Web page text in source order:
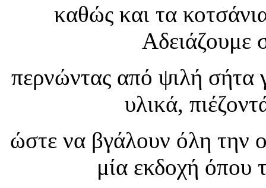
καθώς και τα
Αδειάζουμε
περνώντας από ψιλή σήτα
υλικά,
ώστε να βγάλουν όλη την
μία εκδοχή όπου